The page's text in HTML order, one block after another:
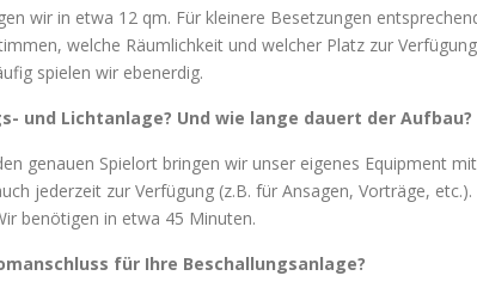
wir in etwa 12 qm. Für kleinere Besetzungen
welche Räumlichkeit und welcher Platz zur
spielen wir ebenerdig.
und Lichtanlage? Und wie lange dauert der Aufbau?
genauen Spielort bringen wir unser eigenes Equipment
jederzeit zur Verfügung (z.B. für Ansagen, Vorträge,
benötigen in etwa 45 Minuten.
für Ihre Beschallungsanlage?